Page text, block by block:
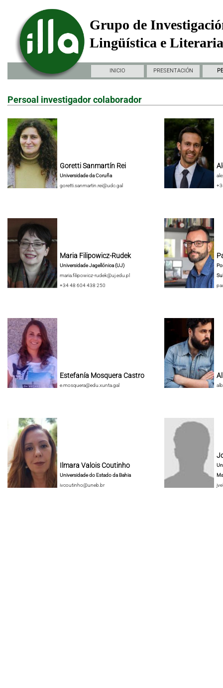
Grupo de
Lingüística e
INICIO PRESENTACIÓN
Persoal investigador colaborador
Goretti Sanmartín Rei
Universidade da Coruña
goretti.sanmartin.rei@udc.gal
Maria Filipowicz-Rudek
Universidade Jagellónica (UJ)
maria.filipowicz-rudek@uj.edu.pl
+34 48 604 438 250
Sul
Estefanía Mosquera Castro
e.mosquera@edu.xunta.gal
Ilmara Valois Coutinho
Universidade do Estado da Bahia
ivcoutinho@uneb.br